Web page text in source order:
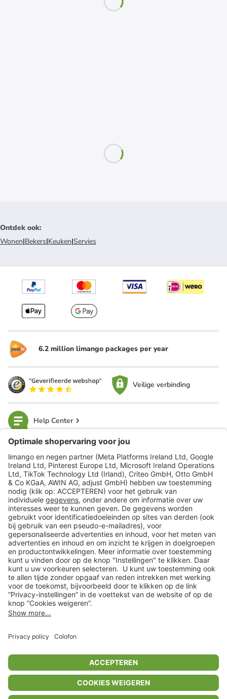
In winkelwagentje voor
Ontdek ook:
Wonen|Bekers|Keuken|Servies
6.2 million limango packages per year
Veilige verbinding
Help Center
limango
Veilig winkelen
Klantenservice
Shop
Acties
limango.de limango.pl
** Alle prijsopgaven zijn inclusief belasting en exclusief verzendkosten